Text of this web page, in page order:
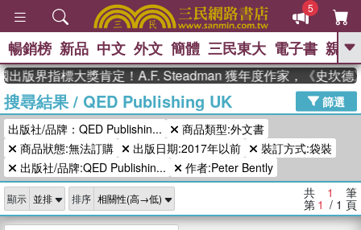
5
GO
熱搜： 東野圭吾 高希均教授回憶錄
、 The Odyssey 、 父親節 、 如果歷
史是一群喵 、 暑期推薦
獎 臺灣漫遊錄 、 方念華 、 台灣的李
登輝時代 、 數學女孩：黎曼猜想
偉大的迷走神經
暢銷榜 新品 中文 外文 簡體 三民東大 電子書 親子
出版界指標大獎肯定！A.F. Steadman 獲年度作家，《史坎德
搜尋結果/ QED Publishing UK
篩選
出版社/品牌：QED Publishin...
商品類型:外文書
商品狀態:無法訂購
出版日期:2017年以前
裝訂方式:袋裝
出版社/品牌:QED Publishin...
作者:Peter Bently
顯示 排序 共 1 筆
第 1 / 1 頁